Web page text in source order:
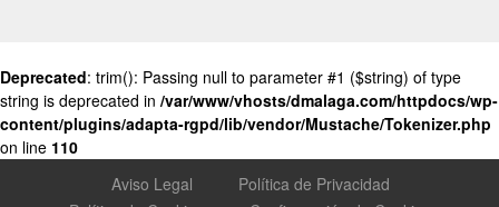
Deprecated: trim(): Passing null to parameter #1 ($string) of type
string is deprecated in /var/www/vhosts/dmalaga.com/httpdocs/wp-
content/plugins/adapta-rgpd/lib/vendor/Mustache/Tokenizer.php
on line 110
Aviso Legal
Política de Privacidad